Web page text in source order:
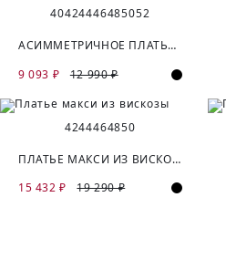
40424446485052
АСИММЕТРИЧНОЕ ПЛАТЬЕ ИЗ МЕРЦАЮЩЕГО ТРИКОТАЖА
9 093 ₽
12 990 ₽
4244464850
ПЛАТЬЕ МАКСИ ИЗ ВИСКОЗЫ
15 432 ₽
19 290 ₽